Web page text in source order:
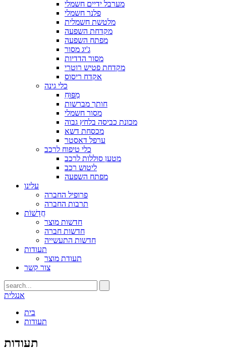
מערבל ידיים חשמלי
פלנר חשמלי
מלטשת חשמלית
מקדחת השפעה
מפתח השפעה
ג'יג מסור
מסור הדדיות
מקדחת פטיש רוטרי
אקדח ריסוס
כלי גינה
מַפּוּחַ
חותך מברשות
מסור חשמלי
מכונת כביסה בלחץ גבוה
מכסחת דשא
ערפל דאסטר
כלי טיפוח לרכב
מטען סוללות לרכב
ליטוש רכב
מפתח השפעה
עלינו
פרופיל החברה
תרבות החברה
חֲדָשׁוֹת
חדשות מוצר
חדשות חברה
חדשות התעשייה
תעודות
תעודת מוצר
צור קשר
אנגלית
בית
תעודות
תעודות